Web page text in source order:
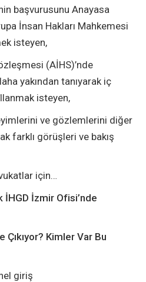
başvurusunu Anayasa
İnsan Hakları Mahkemesi
isteyen,
(AİHS)’nde
yakından tanıyarak iç
isteyen,
ve gözlemlerini diğer
farklı görüşleri ve bakış
için…
İzmir Ofisi’nde
Çıkıyor? Kimler Var Bu
giriş